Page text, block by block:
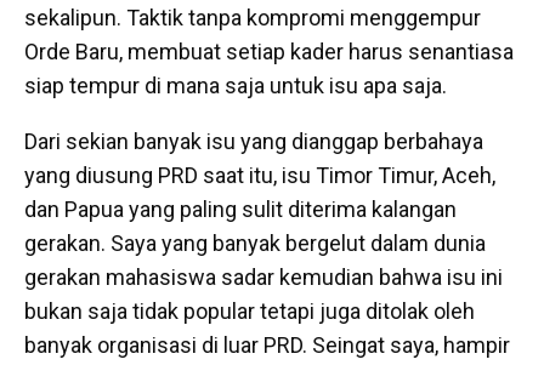
sekalipun. Taktik tanpa kompromi menggempur
Orde Baru, membuat setiap kader harus senantiasa
siap tempur di mana saja untuk isu apa saja.
Dari sekian banyak isu yang dianggap berbahaya
yang diusung PRD saat itu, isu Timor Timur, Aceh,
dan Papua yang paling sulit diterima kalangan
gerakan. Saya yang banyak bergelut dalam dunia
gerakan mahasiswa sadar kemudian bahwa isu ini
bukan saja tidak popular tetapi juga ditolak oleh
banyak organisasi di luar PRD. Seingat saya, hampir